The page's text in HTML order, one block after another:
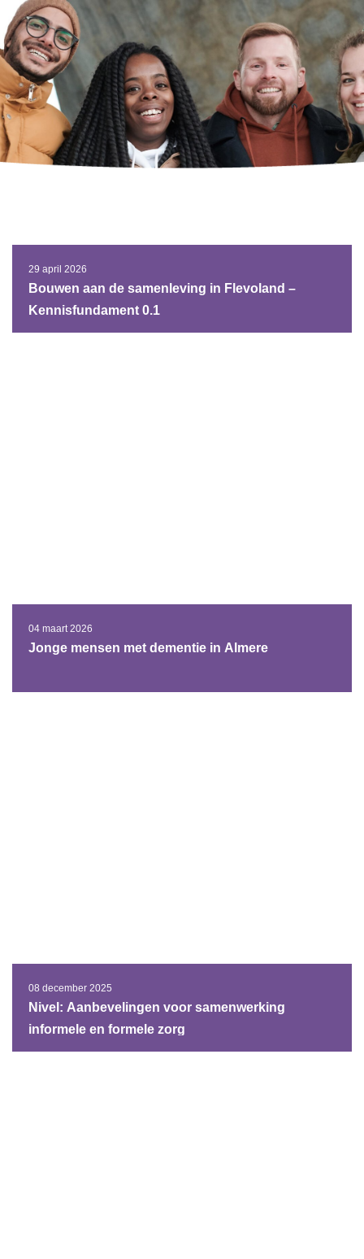
29 april 2026
Bouwen aan de samenleving in Flevoland –
Kennisfundament 0.1
04 maart 2026
Jonge mensen met dementie in Almere
08 december 2025
Nivel: Aanbevelingen voor samenwerking
informele en formele zorg